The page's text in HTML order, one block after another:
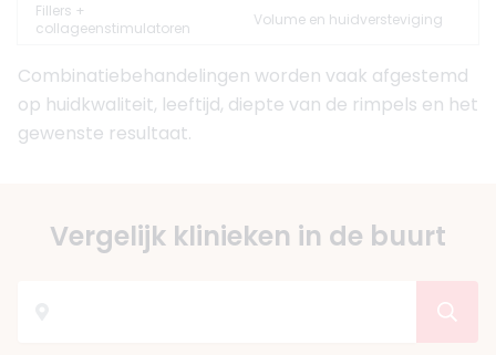
Fillers +
collageenstimulatoren
Volume en huidversteviging
Combinatiebehandelingen worden vaak afgestemd
op huidkwaliteit, leeftijd, diepte van de rimpels en het
gewenste resultaat.
Vergelijk klinieken in de buurt